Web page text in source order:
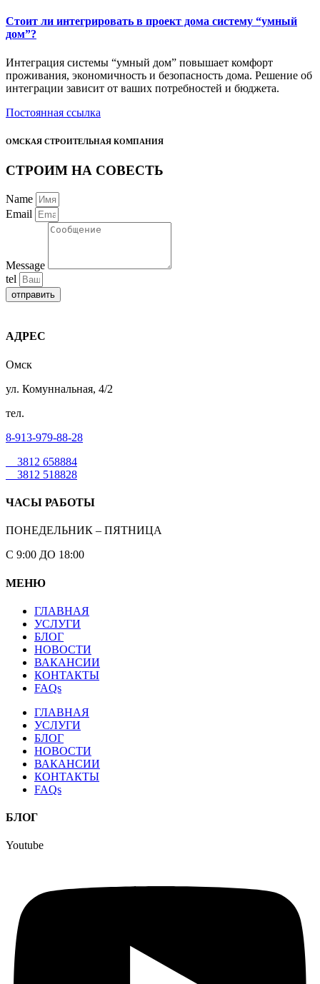
Стоит ли интегрировать в проект дома систему “умный
дом”?
Интеграция системы “умный дом” повышает комфорт
проживания, экономичность и безопасность дома. Решение об
интеграции зависит от ваших потребностей и бюджета.
Постоянная ссылка
ОМСКАЯ СТРОИТЕЛЬНАЯ КОМПАНИЯ
СТРОИМ НА СОВЕСТЬ
Name
Email
Message
tel
отправить
АДРЕС
Омск
ул. Комуннальная, 4/2
тел.
8-913-979-88-28
3812 658884
3812 518828
ЧАСЫ РАБОТЫ
ПОНЕДЕЛЬНИК – ПЯТНИЦА
С 9:00 ДО 18:00
МЕНЮ
ГЛАВНАЯ
УСЛУГИ
БЛОГ
НОВОСТИ
ВАКАНСИИ
КОНТАКТЫ
FAQs
ГЛАВНАЯ
УСЛУГИ
БЛОГ
НОВОСТИ
ВАКАНСИИ
КОНТАКТЫ
FAQs
БЛОГ
Youtube